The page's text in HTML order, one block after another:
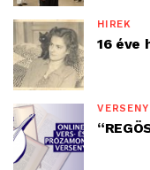
HÍREK
16 éve